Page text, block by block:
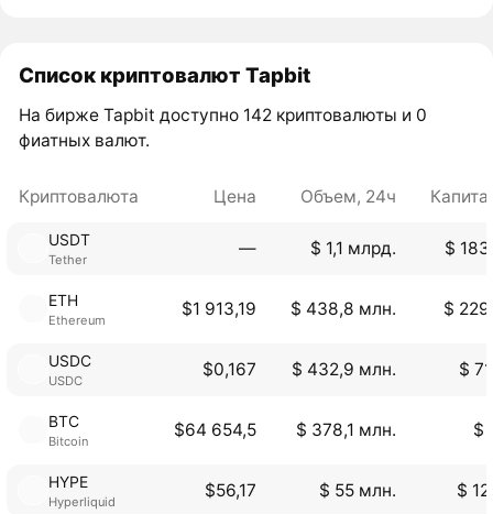
Список криптовалют Tapbit
На бирже Tapbit доступно 142 криптовалюты и 0
фиатных валют.
Криптовалюта Цена Объем, 24ч
USDT
Tether
― $ 1,1 млрд. $
ETH
Ethereum
$1 913,19 $ 438,8 млн. $
USDC
USDC
$0,167 $ 432,9 млн. $
BTC
Bitcoin
$64 654,5 $ 378,1 млн. $
HYPE
Hyperliquid
$56,17 $ 55 млн. $